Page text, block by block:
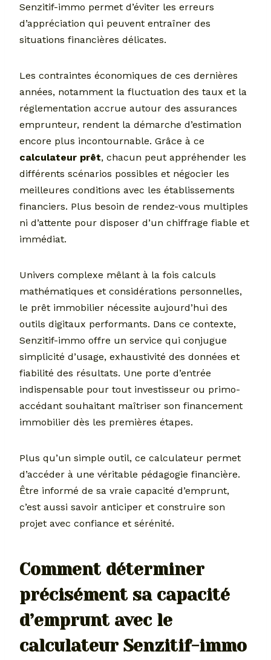
Senzitif-immo permet d’éviter les erreurs
d’appréciation qui peuvent entraîner des
situations financières délicates.
Les contraintes économiques de ces dernières
années, notamment la fluctuation des taux et la
réglementation accrue autour des assurances
emprunteur, rendent la démarche d’estimation
encore plus incontournable. Grâce à ce
calculateur prêt, chacun peut appréhender les
différents scénarios possibles et négocier les
meilleures conditions avec les établissements
financiers. Plus besoin de rendez-vous multiples
ni d’attente pour disposer d’un chiffrage fiable et
immédiat.
Univers complexe mêlant à la fois calculs
mathématiques et considérations personnelles,
le prêt immobilier nécessite aujourd’hui des
outils digitaux performants. Dans ce contexte,
Senzitif-immo offre un service qui conjugue
simplicité d’usage, exhaustivité des données et
fiabilité des résultats. Une porte d’entrée
indispensable pour tout investisseur ou primo-
accédant souhaitant maîtriser son financement
immobilier dès les premières étapes.
Plus qu’un simple outil, ce calculateur permet
d’accéder à une véritable pédagogie financière.
Être informé de sa vraie capacité d’emprunt,
c’est aussi savoir anticiper et construire son
projet avec confiance et sérénité.
Comment déterminer
précisément sa capacité
d’emprunt avec le
calculateur Senzitif-immo